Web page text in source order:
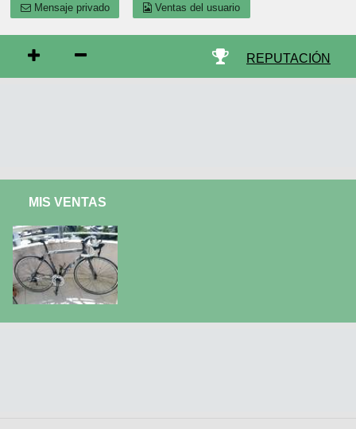
Mensaje privado Ventas del usuario
REPUTACIÓN
MIS VENTAS